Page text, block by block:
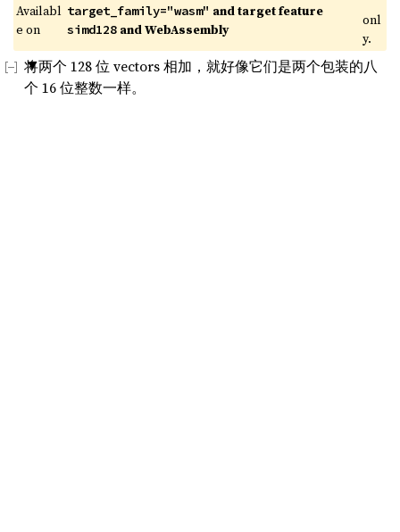
Availabl
e on
target_family="wasm" and target feature
simd128 and WebAssembly
onl
y.
将两个 128 位 vectors 相加，就好像它们是两个包装的八
个 16 位整数一样。